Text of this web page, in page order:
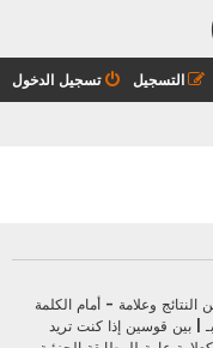
تسجيل الدخول التسجيل
وعلامة - أمام الكلمة
بين قوسين إذا كنت تريد